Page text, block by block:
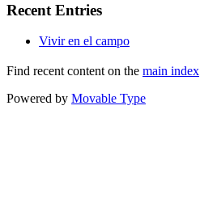
Recent Entries
Vivir en el campo
Find recent content on the main index
Powered by Movable Type